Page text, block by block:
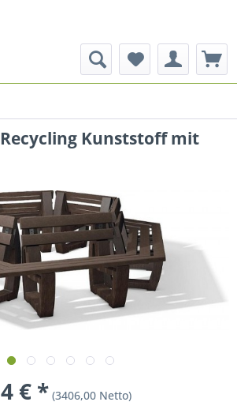
Kunststoff mit
€ * (3406,00 Netto)